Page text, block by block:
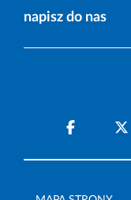
napisz do nas